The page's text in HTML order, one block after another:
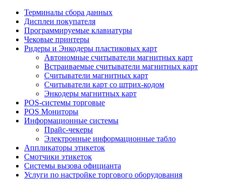
Терминалы сбора данных
Дисплеи покупателя
Программируемые клавиатуры
Чековые принтеры
Ридеры и Энкодеры пластиковых карт
Автономные считыватели магнитных карт
Встраиваемые считыватели магнитных карт
Считыватели магнитных карт
Считыватели карт со штрих-кодом
Энкодеры магнитных карт
POS-системы торговые
POS Мониторы
Информационные системы
Прайс-чекеры
Электронные информационные табло
Аппликаторы этикеток
Смотчики этикеток
Системы вызова официанта
Услуги по настройке торгового оборудования